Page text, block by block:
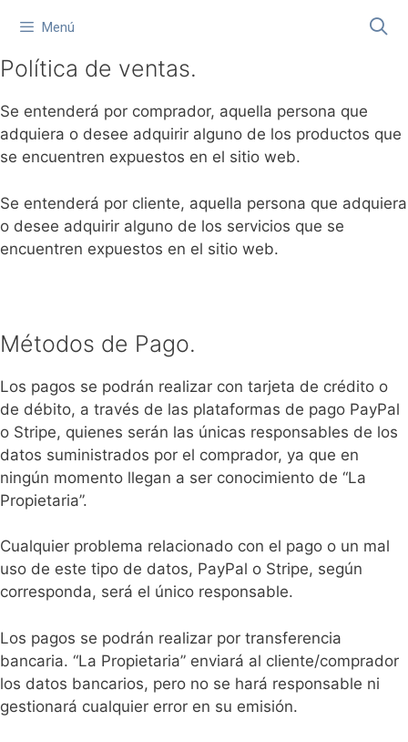
contenido
Menú
Política de ventas.
Se entenderá por comprador, aquella persona que
adquiera o desee adquirir alguno de los productos que
se encuentren expuestos en el sitio web.
Se entenderá por cliente, aquella persona que adquiera
o desee adquirir alguno de los servicios que se
encuentren expuestos en el sitio web.
Métodos de Pago.
Los pagos se podrán realizar con tarjeta de crédito o
de débito, a través de las plataformas de pago PayPal
o Stripe, quienes serán las únicas responsables de los
datos suministrados por el comprador, ya que en
ningún momento llegan a ser conocimiento de “La
Propietaria”.
Cualquier problema relacionado con el pago o un mal
uso de este tipo de datos, PayPal o Stripe, según
corresponda, será el único responsable.
Los pagos se podrán realizar por transferencia
bancaria. “La Propietaria” enviará al cliente/comprador
los datos bancarios, pero no se hará responsable ni
gestionará cualquier error en su emisión.